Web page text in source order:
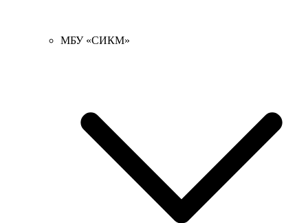
МБУ «СИКМ»